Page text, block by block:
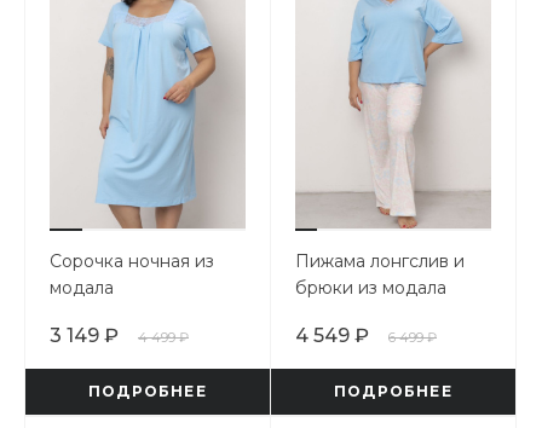
Сорочка ночная из
модала
3 149 ₽ 4 499 ₽
ПОДРОБНЕЕ
Пижама лонгслив и
брюки из модала
4 549 ₽ 6 499 ₽
ПОДРОБНЕЕ